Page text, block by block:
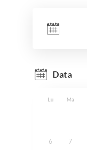
Data
Lu Ma
6 7